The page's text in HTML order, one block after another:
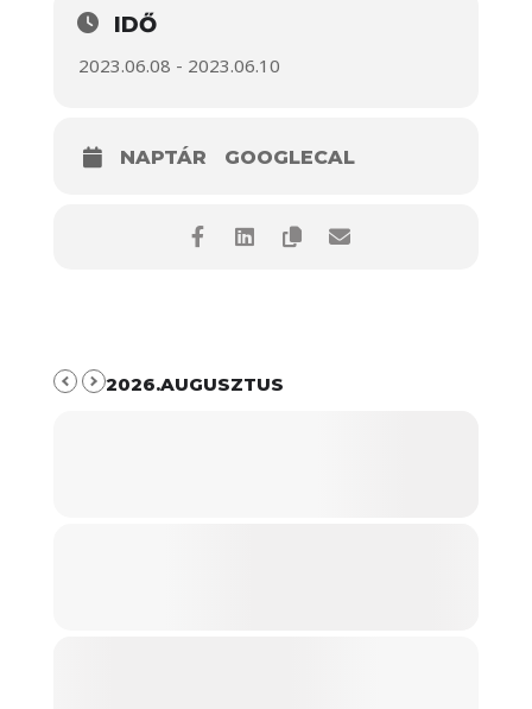
IDŐ
2023.06.08 - 2023.06.10
NAPTÁR GOOGLECAL
2026.AUGUSZTUS